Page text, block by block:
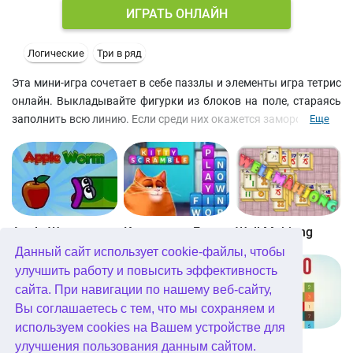
Данный сайт использует cookie-файлы, чтобы
улучшить работу и повысить эффективность
сайта. При навигации по нашему веб-сайту,
Вы соглашаетесь с тем, что мы сохраняем и
используем cookies на Вашем устройстве для
улучшения пользования данным сайтом.
ИГРАТЬ ОНЛАЙН
Логические Три в ряд
Эта мини-игра сочетает в себе паззлы и элементы игра тетрис
онлайн. Выкладывайте фигурки из блоков на поле, стараясь
заполнить всю линию. Если среди них окажется замороженная
чтобы точно удалить её. Впрочем, мы уверены, что вам уже
попадались подобные бесплатные головоломки онлайн.
Поэтому не будем вас отвлекать от этой онлайн игры с стиле
tetris.
Еще
Apple Worm Well Mahjong
Digitz! The Daily Diagonal Sudoku Get 10